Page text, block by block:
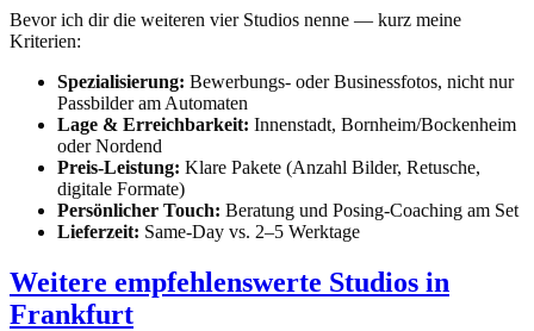
Bevor ich dir die weiteren vier Studios nenne — kurz meine
Kriterien:
Spezialisierung: Bewerbungs- oder Businessfotos, nicht nur
Passbilder am Automaten
Lage & Erreichbarkeit: Innenstadt, Bornheim/Bockenheim
oder Nordend
Preis-Leistung: Klare Pakete (Anzahl Bilder, Retusche,
digitale Formate)
Persönlicher Touch: Beratung und Posing-Coaching am Set
Lieferzeit: Same-Day vs. 2–5 Werktage
Weitere empfehlenswerte Studios in
Frankfurt